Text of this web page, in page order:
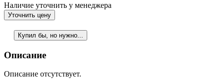
Наличие уточнить у менеджера
Уточнить цену
Купил бы, но нужно...
Описание
Описание отсутствует.